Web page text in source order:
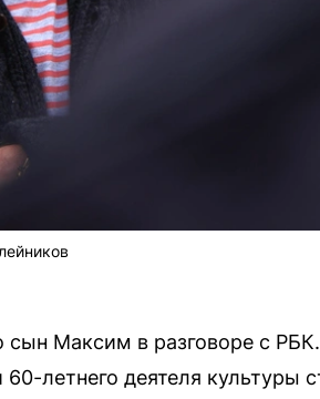
сын Максим в разговоре с
летнего деятеля культуры